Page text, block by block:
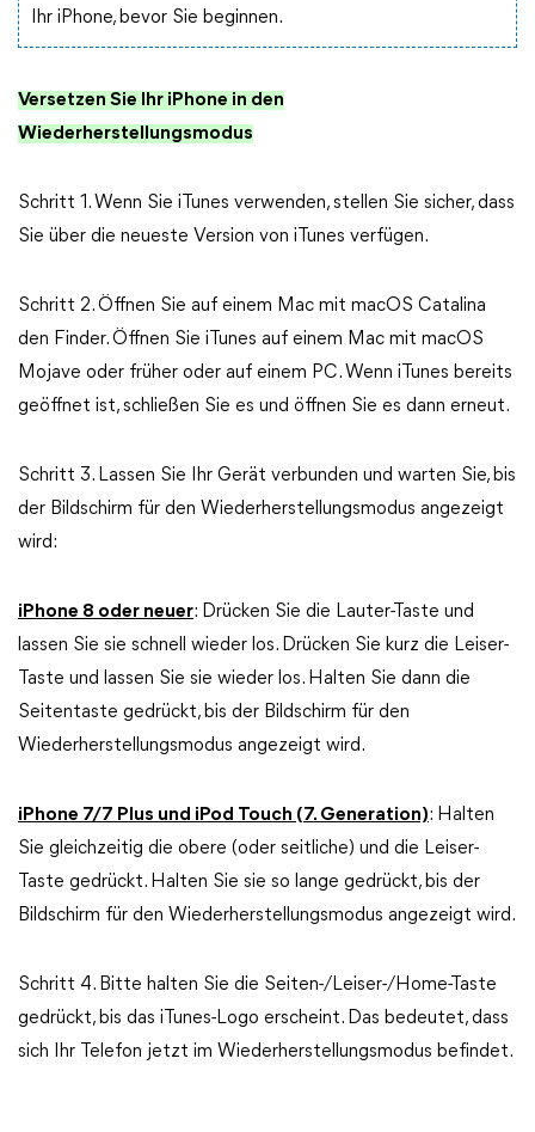
Ihr iPhone, bevor Sie beginnen.
Versetzen Sie Ihr iPhone in den
Wiederherstellungsmodus
Schritt 1. Wenn Sie iTunes verwenden, stellen Sie sicher, dass
Sie über die neueste Version von iTunes verfügen.
Schritt 2. Öffnen Sie auf einem Mac mit macOS Catalina
den Finder. Öffnen Sie iTunes auf einem Mac mit macOS
Mojave oder früher oder auf einem PC. Wenn iTunes bereits
geöffnet ist, schließen Sie es und öffnen Sie es dann erneut.
Schritt 3. Lassen Sie Ihr Gerät verbunden und warten Sie, bis
der Bildschirm für den Wiederherstellungsmodus angezeigt
wird:
iPhone 8 oder neuer: Drücken Sie die Lauter-Taste und
lassen Sie sie schnell wieder los. Drücken Sie kurz die Leiser-
Taste und lassen Sie sie wieder los. Halten Sie dann die
Seitentaste gedrückt, bis der Bildschirm für den
Wiederherstellungsmodus angezeigt wird.
iPhone 7/7 Plus und iPod Touch (7. Generation): Halten
Sie gleichzeitig die obere (oder seitliche) und die Leiser-
Taste gedrückt. Halten Sie sie so lange gedrückt, bis der
Bildschirm für den Wiederherstellungsmodus angezeigt wird.
Schritt 4. Bitte halten Sie die Seiten-/Leiser-/Home-Taste
gedrückt, bis das iTunes-Logo erscheint. Das bedeutet, dass
sich Ihr Telefon jetzt im Wiederherstellungsmodus befindet.